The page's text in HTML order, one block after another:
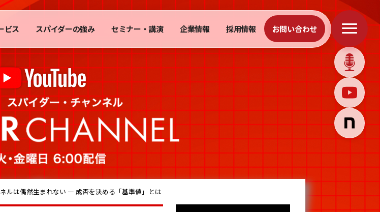
ビス スパイダーの強み セミナー・講演 企業情報 採用情報 お問い合わせ
ルは偶然生まれない ― 成否を決める「基準値」とは